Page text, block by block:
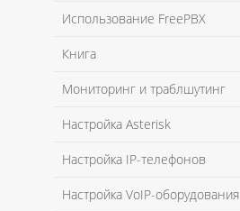
Использование FreePBX
Книга
Мониторинг и траблшутинг
Настройка Asterisk
Настройка IP-телефонов
Настройка VoIP-оборудования